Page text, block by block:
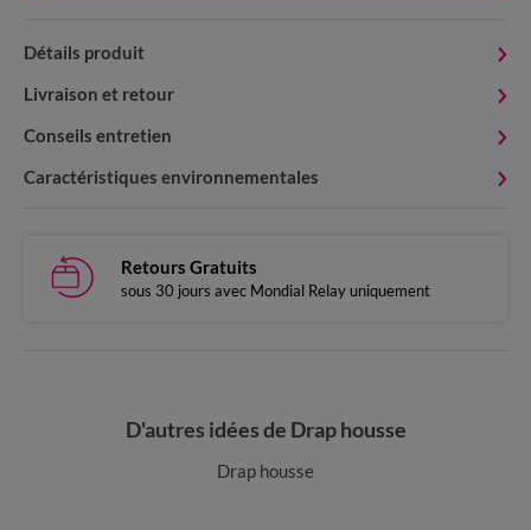
Détails produit
Livraison et retour
Conseils entretien
Caractéristiques environnementales
Retours Gratuits
sous 30 jours avec Mondial Relay uniquement
D'autres idées de Drap housse
Drap housse